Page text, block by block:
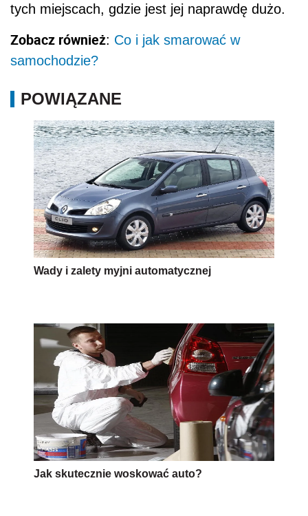
tych miejscach, gdzie jest jej naprawdę dużo.
Zobacz również: Co i jak smarować w
samochodzie?
POWIĄZANE
Wady i zalety myjni automatycznej
Jak skutecznie woskować auto?